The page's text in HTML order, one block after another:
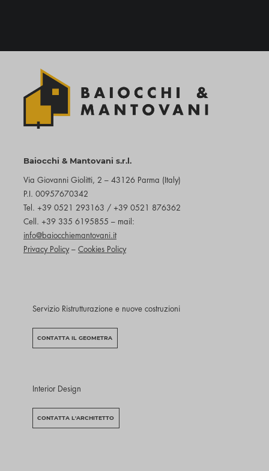
Baiocchi & Mantovani s.r.l.
Via Giovanni Giolitti, 2 – 43126 Parma (Italy)
P.I. 00957670342
Tel. +39 0521 293163 / +39 0521 876362
Cell. +39 335 6195855 – mail:
info@baiocchiemantovani.it
Privacy Policy– Cookies Policy
Servizio Ristrutturazione e nuove costruzioni
CONTATTA IL GEOMETRA
Interior Design
CONTATTA L'ARCHITETTO